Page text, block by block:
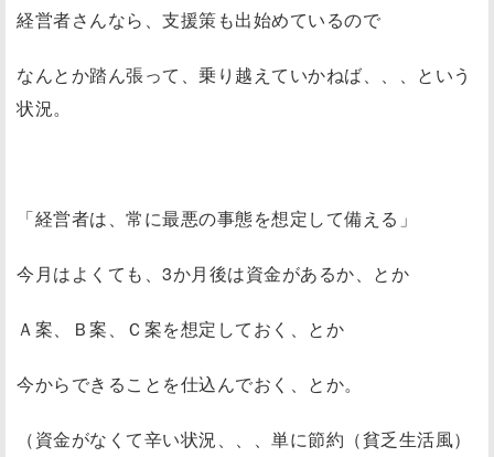
経営者さんなら、支援策も出始めているので
なんとか踏ん張って、乗り越えていかねば、、、という
状況。
「経営者は、常に最悪の事態を想定して備える」
今月はよくても、3か月後は資金があるか、とか
Ａ案、Ｂ案、Ｃ案を想定しておく、とか
今からできることを仕込んでおく、とか。
（資金がなくて辛い状況、、、単に節約（貧乏生活風）